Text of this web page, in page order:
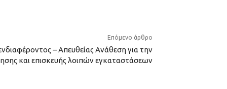
Επόμενο άρθρο
– Απευθείας Ανάθεση για την
και επισκευής λοιπών εγκαταστάσεων